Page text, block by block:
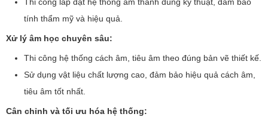
Thi công lắp đặt hệ thống âm thanh đúng kỹ thuật, đảm bảo
tính thẩm mỹ và hiệu quả.
Xử lý âm học chuyên sâu:
Thi công hệ thống cách âm, tiêu âm theo đúng bản vẽ thiết kế.
Sử dụng vật liệu chất lượng cao, đảm bảo hiệu quả cách âm,
tiêu âm tốt nhất.
Cân chỉnh và tối ưu hóa hệ thống: